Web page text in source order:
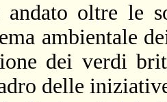
oltre le
ambientale
dei verdi
delle